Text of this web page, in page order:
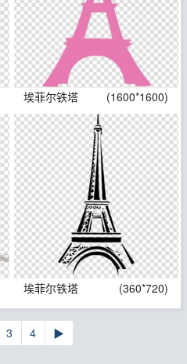
埃菲尔铁塔 (1600*1600)
埃菲尔铁塔 (360*720)
3 4 ▶